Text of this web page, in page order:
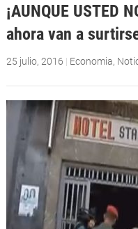
¡AUNQUE USTED
ahora van a
25 julio, 2016 | Economia,